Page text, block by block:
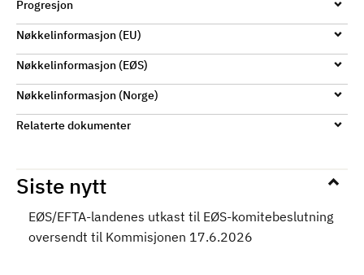
Progresjon
Nøkkelinformasjon (EU)
Nøkkelinformasjon (EØS)
Nøkkelinformasjon (Norge)
Relaterte dokumenter
Siste nytt
EØS/EFTA-landenes utkast til EØS-komitebeslutning
oversendt til Kommisjonen 17.6.2026